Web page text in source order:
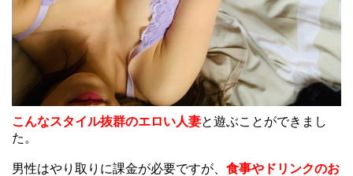
こんなスタイル抜群のエロい人妻と遊ぶことができまし
た。
男性はやり取りに課金が必要ですが、 食事やドリンクのお